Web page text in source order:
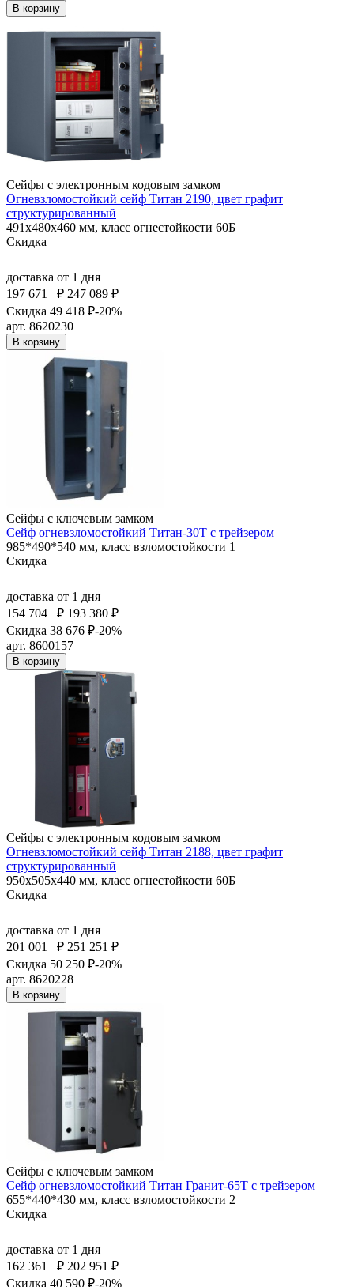
В корзину
Сейфы с электронным кодовым замком
Огневзломостойкий сейф Титан 2190, цвет графит
структурированный
491x480x460 мм, класс огнестойкости 60Б
Скидка
доставка от 1 дня
197 671
₽ 247 089 ₽
Скидка 49 418 ₽-20%
арт. 8620230
В корзину
Сейфы с ключевым замком
Сейф огневзломостойкий Титан-30Т с трейзером
985*490*540 мм, класс взломостойкости 1
Скидка
доставка от 1 дня
154 704
₽ 193 380 ₽
Скидка 38 676 ₽-20%
арт. 8600157
В корзину
Сейфы с электронным кодовым замком
Огневзломостойкий сейф Титан 2188, цвет графит
структурированный
950x505x440 мм, класс огнестойкости 60Б
Скидка
доставка от 1 дня
201 001
₽ 251 251 ₽
Скидка 50 250 ₽-20%
арт. 8620228
В корзину
Сейфы с ключевым замком
Сейф огневзломостойкий Титан Гранит-65T с трейзером
655*440*430 мм, класс взломостойкости 2
Скидка
доставка от 1 дня
162 361
₽ 202 951 ₽
Скидка 40 590 ₽-20%